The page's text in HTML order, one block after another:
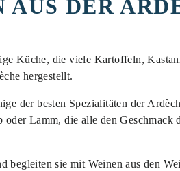
DER
Küche, die viele Kartoffeln,
hergestellt.
der besten Spezialitäten der
Lamm, die alle den Geschmack
sie mit Weinen aus den